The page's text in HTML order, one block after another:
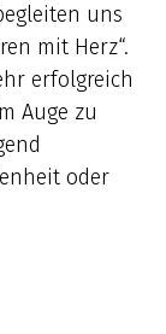
uns
mit Herz“.
erfolgreich
Auge zu
oder